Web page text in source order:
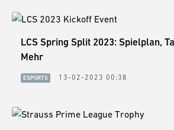
LCS Spring Split 2023: Spielplan,
Mehr
ESPORTS 13-02-2023 00:38